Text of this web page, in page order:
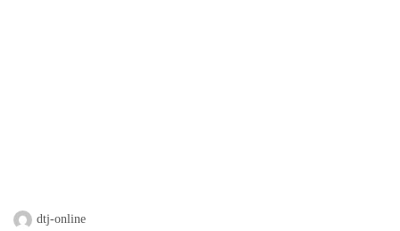
dtj-online